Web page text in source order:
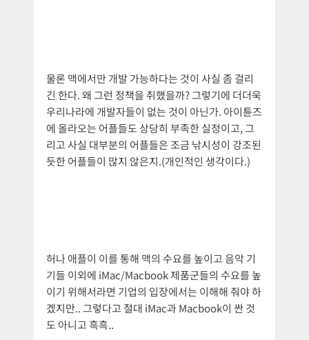
물론 맥에서만 개발 가능하다는 것이 사실 좀 걸리
긴 한다. 왜 그런 정책을 취했을까? 그렇기에 더더욱
우리나라에 개발자들이 없는 것이 아닌가. 아이튠즈
에 올라오는 어플들도 상당히 부족한 실정이고, 그
리고 사실 대부분의 어플들은 조금 낚시성이 강조된
듯한 어플들이 많지 않은지.(개인적인 생각이다.)
허나 애플이 이를 통해 맥의 수요를 높이고 음악 기
기들 이외에 iMac/Macbook 제품군들의 수요를 높
이기 위해서라면 기업의 입장에서는 이해해 줘야 하
겠지만.. 그렇다고 절대 iMac과 Macbook이 싼 것
도 아니고 흑흑..